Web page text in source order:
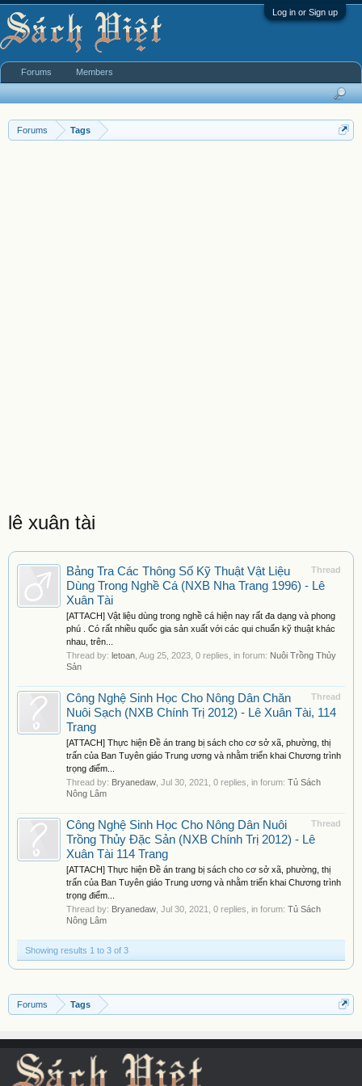
Log in or Sign up
Forums Tags
lê xuân tài
Thread
Bảng Tra Các Thông Số Kỹ Thuật Vật Liệu
Dùng Trong Nghề Cá (NXB Nha Trang 1996) - Lê
Xuân Tài
[ATTACH] Vật liệu dùng trong nghề cá hiện nay rất đa dạng và phong
phú . Có rất nhiều quốc gia sản xuất với các qui chuẩn kỹ thuật khác
nhau, trên...
Thread by: letoan Aug 25, 2023 , 0 replies, in forum: Nuôi Trồng Thủy
Sản
Thread
Công Nghệ Sinh Học Cho Nông Dân Chăn
Nuôi Sạch (NXB Chính Trị 2012) - Lê Xuân Tài, 114
Trang
[ATTACH] Thực hiện Đề án trang bị sách cho cơ sở xã, phường, thị
trấn của Ban Tuyên giáo Trung ương và nhằm triển khai Chương trình
trọng điểm...
Thread by: Bryanedaw Jul 30, 2021 , 0 replies, in forum: Tủ Sách
Nông Lâm
Thread
Công Nghệ Sinh Học Cho Nông Dân Nuôi
Trồng Thủy Đặc Sản (NXB Chính Trị 2012) - Lê
Xuân Tài 114 Trang
[ATTACH] Thực hiện Đề án trang bị sách cho cơ sở xã, phường, thị
trấn của Ban Tuyên giáo Trung ương và nhằm triển khai Chương trình
trọng điểm...
Thread by: Bryanedaw Jul 30, 2021 , 0 replies, in forum: Tủ Sách
Nông Lâm
Showing results 1 to 3 of 3
Forums Tags
Forums Members